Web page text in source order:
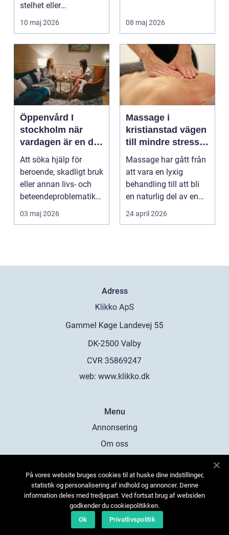
stelhet eller
återkommande värk
börjar...
10 maj 2026 08 maj 2026
Öppenvård I
stockholm när
vardagen är en del
av behandlingen
Att söka hjälp för
beroende, skadligt bruk
eller annan livs- och
beteendeproblematik
är ett stort st...
03 maj 2026
Massage i
kristianstad vägen
till mindre stress
och mer energi i
vardagen
Massage har gått från
att vara en lyxig
behandling till att bli
en naturlig del av en
hållbar livsst...
24 april 2026
Adress
web: www.klikko.dk
Menu
Annonsering
Om oss
Kontakta oss
Sitemap
På vores website bruges cookies til at huske dine indstillinger,
statistik og personalisering af indhold og annoncer. Denne
information deles med tredjepart. Ved fortsat brug af websiden
godkender du cookiepolitikken.
Ok
Privatlivspolitik